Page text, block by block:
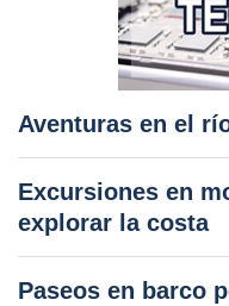
Aventuras en el
Excursiones en
explorar la costa
Paseos en barco